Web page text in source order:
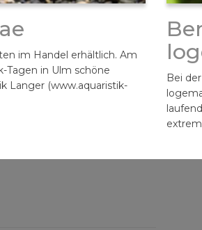
im Handel erhältlich. Am
Tagen in Ulm schöne
Langer (www.aquaristik-
Bei